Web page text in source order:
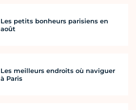
Les petits bonheurs parisiens en
août
Les meilleurs endroits où naviguer
à Paris